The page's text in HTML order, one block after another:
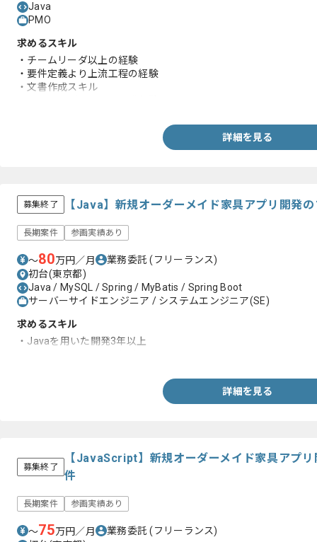
Java
PMO
求めるスキル
・チームリーダ以上の経験
・要件定義より上流工程の経験
・文書作成スキル
詳細を見る
募集終了 【Java】新規オーダーメイド家具アプリ開発
長期案件 参画実績あり
〜80万円／月 業務委託(フリーランス)
初台(東京都)
Java / MySQL / Spring / MyBatis / Spring Boot
サーバーサイドエンジニア / システムエンジニア(SE)
求めるスキル
・Javaを用いた開発3年以上
詳細を見る
募集終了
【JavaScript】新規オーダーメイド家具アプ
件
長期案件 参画実績あり
〜75万円／月 業務委託(フリーランス)